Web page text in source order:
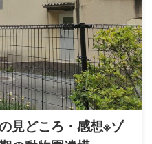
見どころ・感想※ゾ